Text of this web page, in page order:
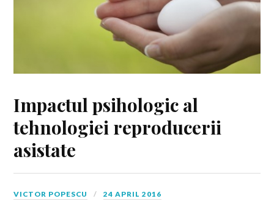
Impactul psihologic al
tehnologiei reproducerii
asistate
VICTOR POPESCU 24 APRIL 2016